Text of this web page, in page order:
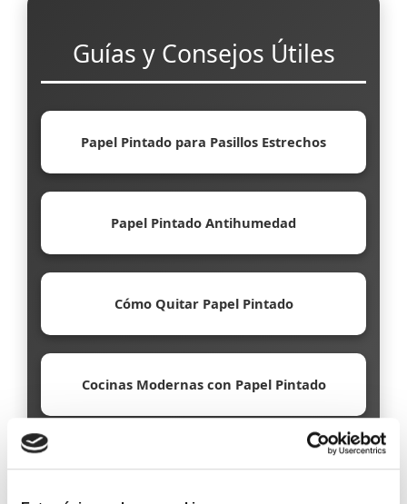
Guías y Consejos Útiles
Papel Pintado para Pasillos Estrechos
Papel Pintado Antihumedad
Cómo Quitar Papel Pintado
Cocinas Modernas con Papel Pintado
Papel Pintado Ecológico